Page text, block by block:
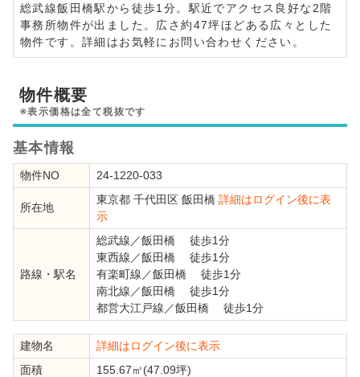
総武線飯田橋駅から徒歩1分。駅近でアクセス良好な2階
事務所物件が出ました。広さ約47坪ほどある広々とした
物件です。詳細はお気軽にお問い合わせください。
物件概要
※表示価格は全て税抜です
基本情報
物件NO 24-1220-033
所在地
東京都 千代田区 飯田橋 詳細はログイン後に表
示
路線・駅名
総武線 ／飯田橋 徒歩1分
東西線 ／飯田橋 徒歩1分
有楽町線 ／飯田橋 徒歩1分
南北線 ／飯田橋 徒歩1分
都営大江戸線 ／飯田橋 徒歩1分
建物名
詳細はログイン後に表示
面積
155.67㎡(47.09坪)